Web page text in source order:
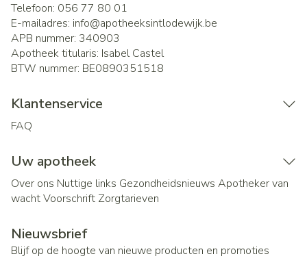
Telefoon: 056 77 80 01
E-mailadres: info@apotheeksintlodewijk.be
APB nummer: 340903
Apotheek titularis: Isabel Castel
BTW nummer: BE0890351518
Klantenservice
FAQ
Uw apotheek
Over ons Nuttige links Gezondheidsnieuws Apotheker van
wachtVoorschrift Zorgtarieven
Nieuwsbrief
Blijf op de hoogte van nieuwe producten en promoties